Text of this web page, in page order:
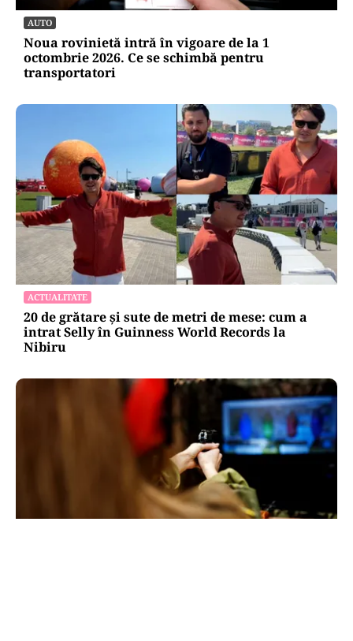
AUTO
Noua rovinietă intră în vigoare de la 1
octombrie 2026. Ce se schimbă pentru
transportatori
ACTUALITATE
20 de grătare și sute de metri de mese: cum a
intrat Selly în Guinness World Records la
Nibiru